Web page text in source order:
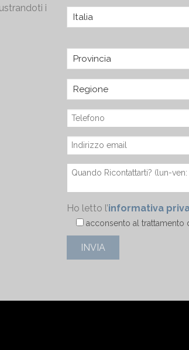
i
Ho letto l’informativa
acconsento al trattamento